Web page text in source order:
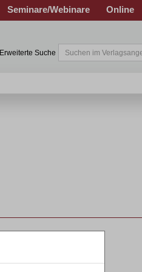
Seminare/Webinare Online
Erweiterte Suche